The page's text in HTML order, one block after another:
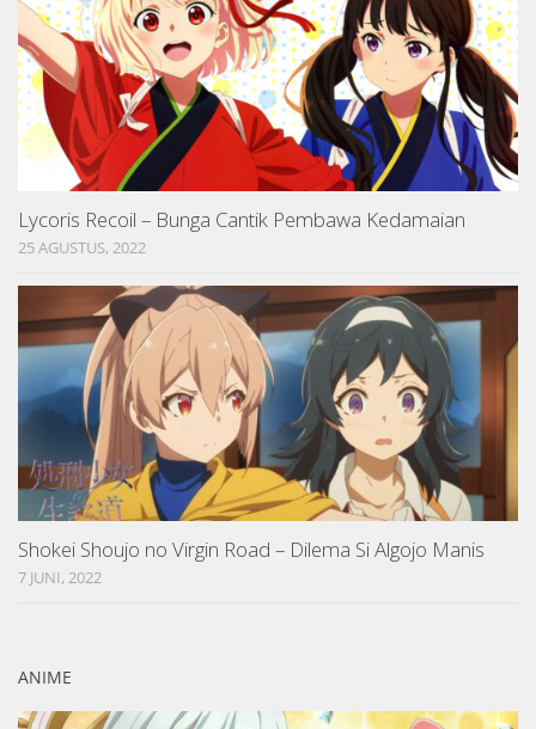
Lycoris Recoil – Bunga Cantik Pembawa Kedamaian
25 AGUSTUS, 2022
Shokei Shoujo no Virgin Road – Dilema Si Algojo Manis
7 JUNI, 2022
ANIME